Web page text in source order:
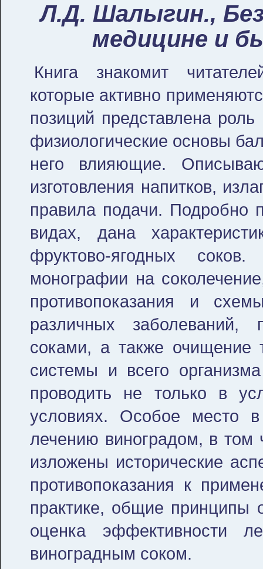
Л.Д. Шалыгин.,
медицине и
Книга знакомит
которые активно
позиций представлена
физиологические основы
него влияющие.
изготовления напитков,
правила подачи. Подробно
видах, дана
фруктово-ягодных
монографии на
противопоказания и
различных заболеваний,
соками, а также очищение
системы и всего
проводить не только в
условиях. Особое место в
лечению виноградом, в том
изложены исторические
противопоказания к
практике, общие принципы
оценка эффективности
виноградным соком.